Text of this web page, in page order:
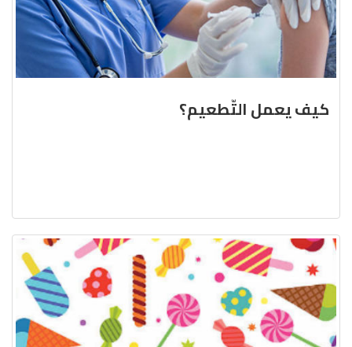
كيف يعمل التّطعيم؟